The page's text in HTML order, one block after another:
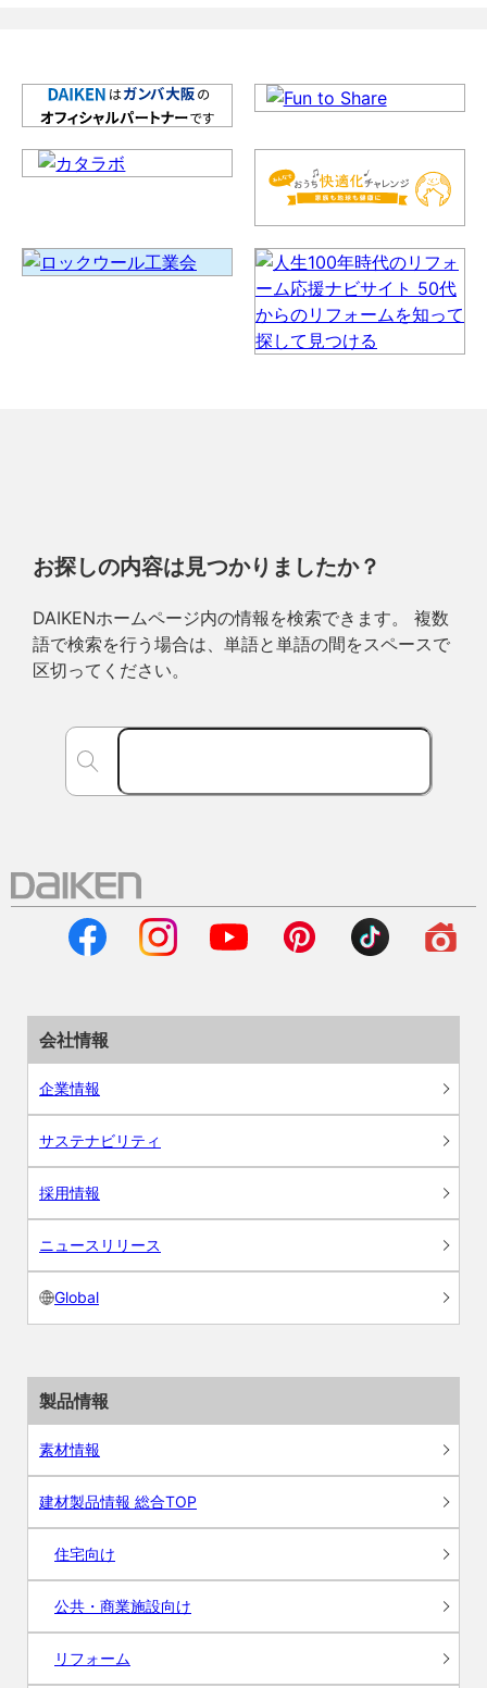
お探しの内容は見つかりましたか？
DAIKENホームページ内の情報を検索できます。 複数
語で検索を行う場合は、単語と単語の間をスペースで
区切ってください。
会社情報
企業情報
サステナビリティ
採用情報
ニュースリリース
Global
製品情報
素材情報
建材製品情報 総合TOP
住宅向け
公共・商業施設向け
リフォーム